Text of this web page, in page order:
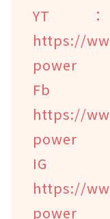
YT
https://
power
https://
power
https://
power